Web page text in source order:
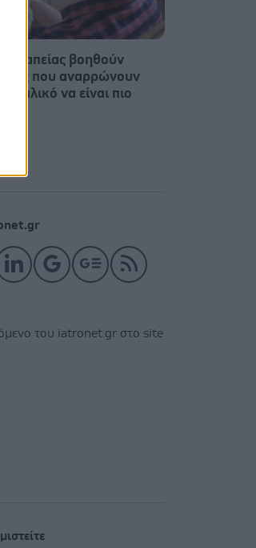
θεραπείας βοηθούν
που αναρρώνουν
να είναι πιο
του iatronet.gr στο site